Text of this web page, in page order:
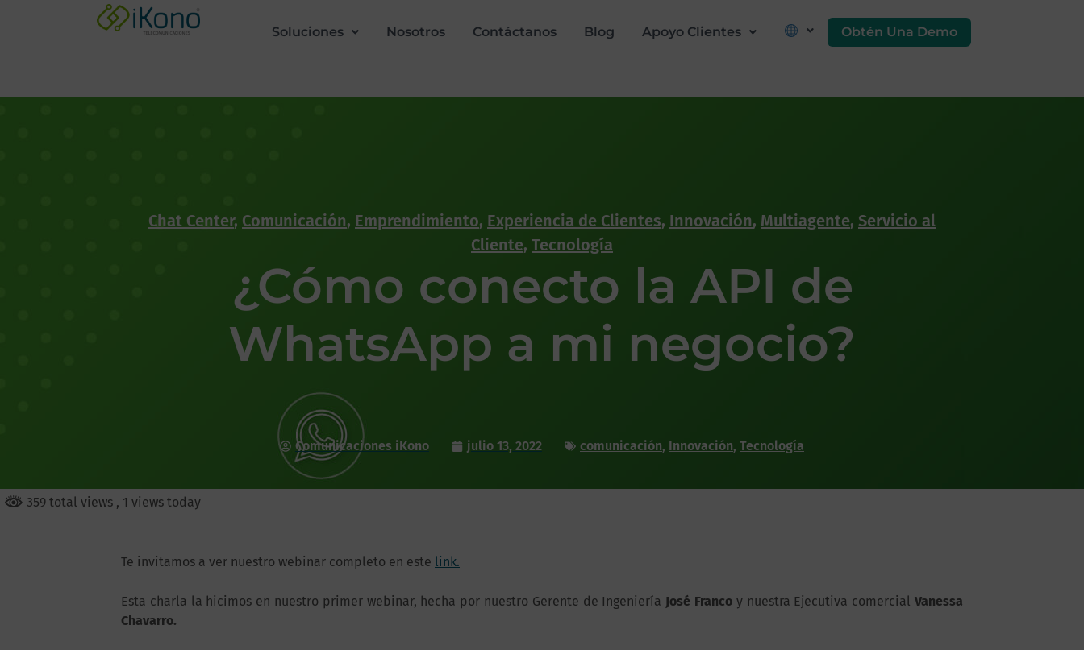
Soluciones Nosotros Contáctanos Blog Apoyo Clientes Obtén Una Demo
Chat Center, Comunicación, Emprendimiento, Experiencia de Clientes, Innovación, Multiagente, Servicio al
Cliente, Tecnología
¿Cómo conecto la API de
WhatsApp a mi negocio?
Comunicaciones iKono julio 13, 2022 comunicación, Innovación, Tecnología
359 total views , 1 views today
Te invitamos a ver nuestro webinar completo en este link.
Esta charla la hicimos en nuestro primer webinar, hecha por nuestro Gerente de Ingeniería José Franco y nuestra Ejecutiva comercialVanessa
Chavarro.